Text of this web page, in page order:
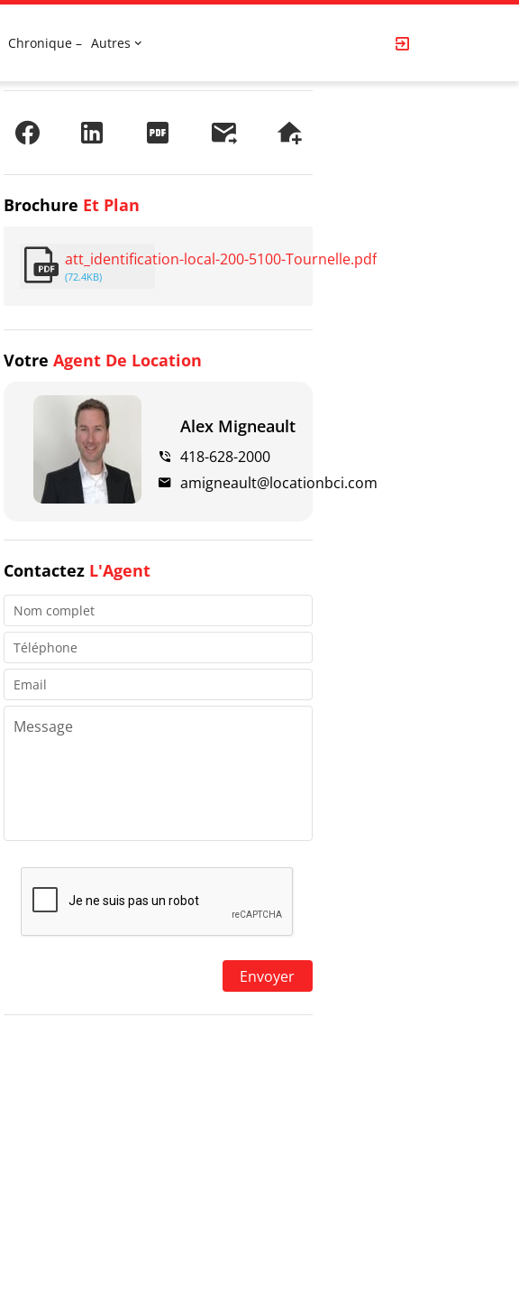
Chronique – Autres
Brochure Et Plan
att_identification-local-200-5100-Tournelle.pdf
(72.4KB)
Votre Agent De Location
Alex Migneault
418-628-2000
amigneault@locationbci.com
ContactezL'Agent